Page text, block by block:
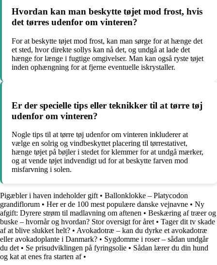
Hvordan kan man beskytte tøjet mod frost, hvis
det tørres udenfor om vinteren?
For at beskytte tøjet mod frost, kan man sørge for at hænge det
et sted, hvor direkte sollys kan nå det, og undgå at lade det
hænge for længe i fugtige omgivelser. Man kan også ryste tøjet
inden ophængning for at fjerne eventuelle iskrystaller.
Er der specielle tips eller teknikker til at tørre tøj
udenfor om vinteren?
Nogle tips til at tørre tøj udenfor om vinteren inkluderer at
vælge en solrig og vindbeskyttet placering til tørrestativet,
hænge tøjet på bøjler i stedet for klemmer for at undgå mærker,
og at vende tøjet indvendigt ud for at beskytte farven mod
misfarvning i solen.
Pigæbler i haven indeholder gift • Ballonklokke – Platycodon
grandiflorum • Her er de 100 mest populære danske vejnavne • Ny
afgift: Dyrere strøm til madlavning om aftenen • Beskæring af træer og
buske – hvornår og hvordan? Stor oversigt for året • Tager dit tv skade
af at blive slukket helt? • Avokadotræ – kan du dyrke et avokadotræ
eller avokadoplante i Danmark? • Sygdomme i roser – sådan undgår
du det • Se prisudviklingen på fyringsolie • Sådan lærer du din hund
og kat at enes fra starten af•